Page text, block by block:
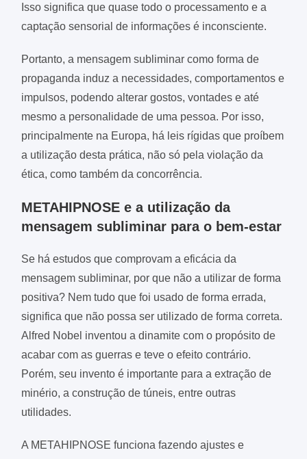
Isso significa que quase todo o processamento e a
captação sensorial de informações é inconsciente.
Portanto, a mensagem subliminar como forma de
propaganda induz a necessidades, comportamentos e
impulsos, podendo alterar gostos, vontades e até
mesmo a personalidade de uma pessoa. Por isso,
principalmente na Europa, há leis rígidas que proíbem
a utilização desta prática, não só pela violação da
ética, como também da concorrência.
METAHIPNOSE e a utilização da
mensagem subliminar para o bem-estar
Se há estudos que comprovam a eficácia da
mensagem subliminar, por que não a utilizar de forma
positiva? Nem tudo que foi usado de forma errada,
significa que não possa ser utilizado de forma correta.
Alfred Nobel inventou a dinamite com o propósito de
acabar com as guerras e teve o efeito contrário.
Porém, seu invento é importante para a extração de
minério, a construção de túneis, entre outras
utilidades.
A METAHIPNOSE funciona fazendo ajustes e